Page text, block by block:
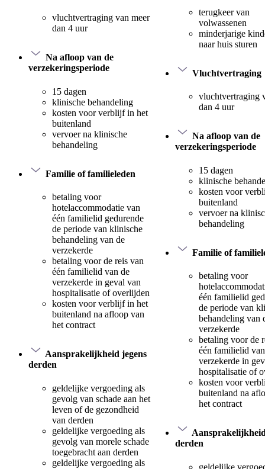
vluchtvertraging van meer
dan 4 uur
Na afloop van de
verzekeringsperiode
15 dagen
klinische behandeling
kosten voor verblijf in het
buitenland
vervoer na klinische
behandeling
Familie of familieleden
betaling voor
hotelaccommodatie van
één familielid gedurende
de periode van klinische
behandeling van de
verzekerde
betaling voor de reis van
één familielid van de
verzekerde in geval van
hospitalisatie of overlijden
kosten voor verblijf in het
buitenland na afloop van
het contract
Aansprakelijkheid jegens
derden
geldelijke vergoeding als
gevolg van schade aan het
leven of de gezondheid
van derden
geldelijke vergoeding als
gevolg van morele schade
toegebracht aan derden
geldelijke vergoeding als
terugkeer van
volwassenen
minderjarige
naar huis sturen
Vluchtvertraging
vluchtvertraging
dan 4 uur
Na afloop van de
verzekeringsperiode
15 dagen
klinische
kosten voor
buitenland
vervoer na
behandeling
Familie of
betaling voor
één familielid
de periode van
behandeling van
verzekerde
betaling voor de
één familielid
verzekerde in
hospitalisatie of
kosten voor
buitenland na
het contract
derden
geldelijke